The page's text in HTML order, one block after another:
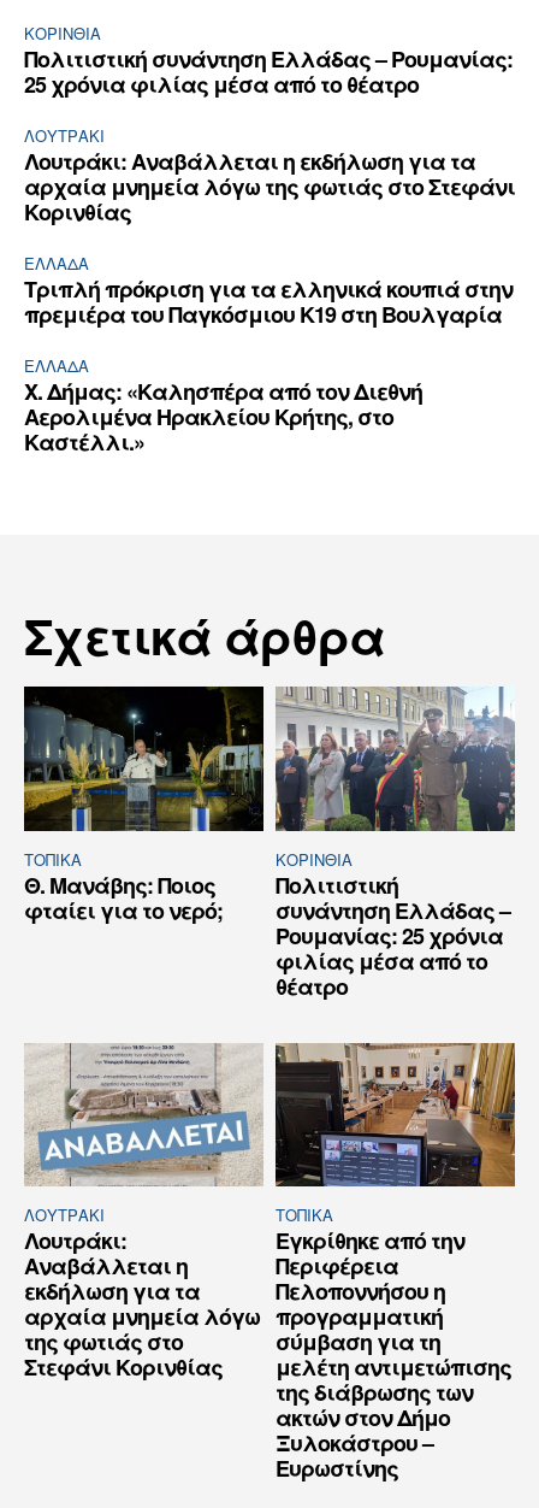
ΚΟΡΙΝΘΊΑ
Πολιτιστική συνάντηση Ελλάδας – Ρουμανίας:
25 χρόνια φιλίας μέσα από το θέατρο
ΛΟΥΤΡΆΚΙ
Λουτράκι: Αναβάλλεται η εκδήλωση για τα
αρχαία μνημεία λόγω της φωτιάς στο Στεφάνι
Κορινθίας
ΕΛΛΆΔΑ
Τριπλή πρόκριση για τα ελληνικά κουπιά στην
πρεμιέρα του Παγκόσμιου Κ19 στη Βουλγαρία
ΕΛΛΆΔΑ
Χ. Δήμας: «Καλησπέρα από τον Διεθνή
Αερολιμένα Ηρακλείου Κρήτης, στο
Καστέλλι.»
Σχετικά άρθρα
ΤΟΠΙΚΑ
Θ. Μανάβης: Ποιος
φταίει για το νερό;
ΚΟΡΙΝΘΊΑ
Πολιτιστική
συνάντηση Ελλάδας –
Ρουμανίας: 25 χρόνια
φιλίας μέσα από το
θέατρο
ΛΟΥΤΡΆΚΙ
Λουτράκι:
Αναβάλλεται η
εκδήλωση για τα
αρχαία μνημεία λόγω
της φωτιάς στο
Στεφάνι Κορινθίας
ΤΟΠΙΚΑ
Εγκρίθηκε από την
Περιφέρεια
Πελοποννήσου η
προγραμματική
σύμβαση για τη
μελέτη αντιμετώπισης
της διάβρωσης των
ακτών στον Δήμο
Ξυλοκάστρου –
Ευρωστίνης